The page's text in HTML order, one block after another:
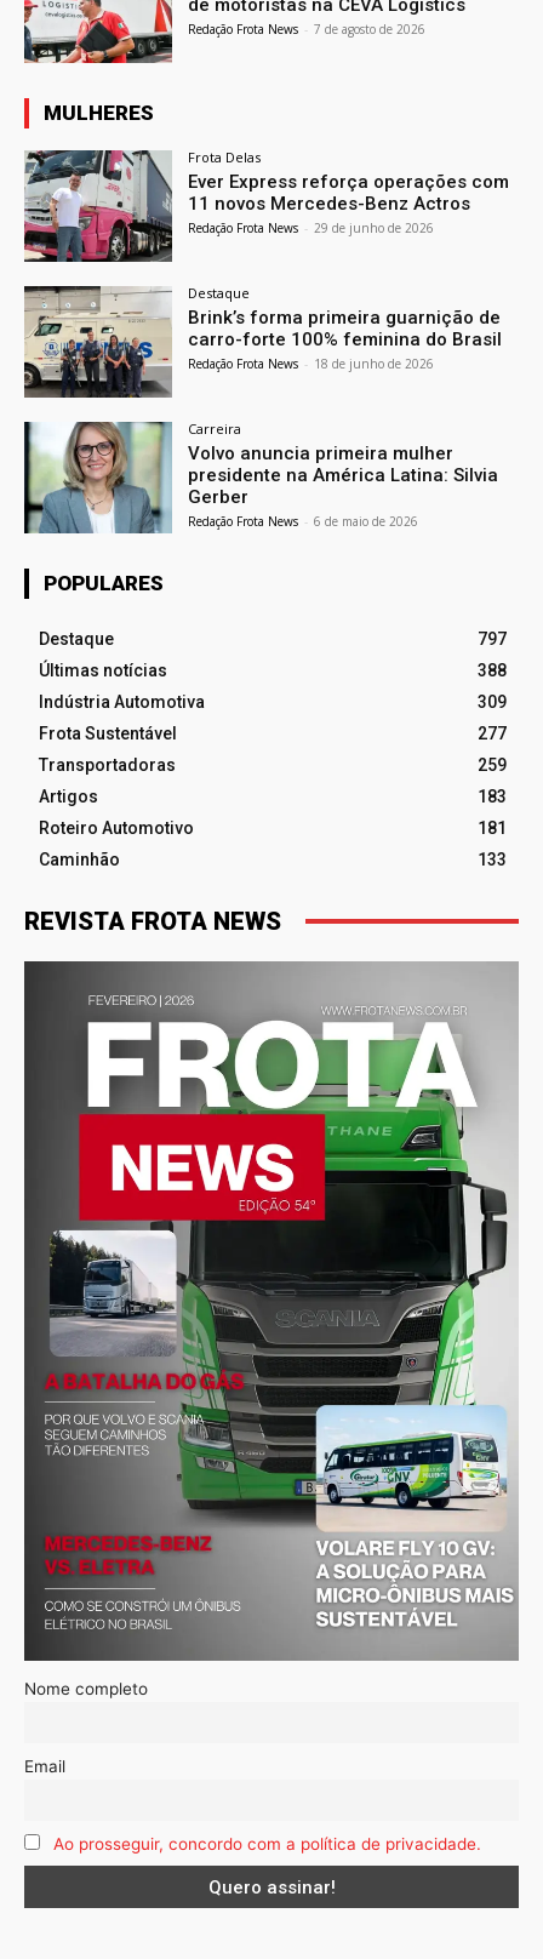
de motoristas na CEVA Logistics
Redação Frota News - 7 de agosto de 2026
MULHERES
Frota Delas
Ever Express reforça operações com
11 novos Mercedes-Benz Actros
Redação Frota News - 29 de junho de 2026
Destaque
Brink’s forma primeira guarnição de
carro-forte 100% feminina do Brasil
Redação Frota News - 18 de junho de 2026
Carreira
Volvo anuncia primeira mulher
presidente na América Latina: Silvia
Gerber
Redação Frota News - 6 de maio de 2026
POPULARES
Destaque
797
Últimas notícias
388
Indústria Automotiva
309
Frota Sustentável
277
Transportadoras
259
Artigos
183
Roteiro Automotivo
181
Caminhão
133
REVISTA FROTA NEWS
Nome completo
Email
Ao prosseguir, concordo com a política de privacidade.